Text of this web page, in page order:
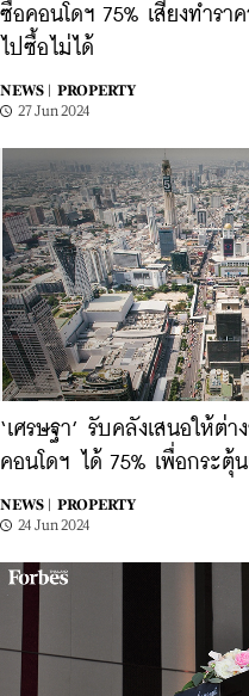
ซื้อคอนโดฯ 75% เสี่ยงทำร
ไปซื้อไม่ได้
NEWS |
PROPERTY
27 Jun 2024
‘เศรษฐา’ รับคลังเสนอให้ต่
คอนโดฯ ได้ 75% เพื่อกระตุ้
NEWS |
PROPERTY
24 Jun 2024